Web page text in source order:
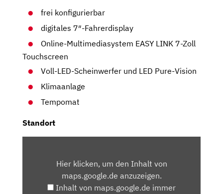
frei konfigurierbar
digitales 7″-Fahrerdisplay
Online-Multimediasystem EASY LINK 7-Zoll
Touchscreen
Voll-LED-Scheinwerfer und LED Pure-Vision
Klimaanlage
Tempomat
Standort
MAPS.GOOGLE.DEHier klicken, um den Inhalt von
maps.google.de anzuzeigen.
Inhalt von maps.google.de immer